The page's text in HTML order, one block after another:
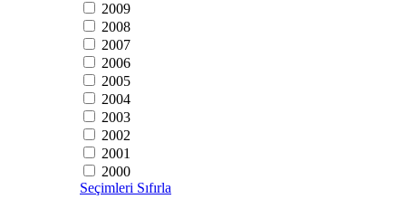
2009
2008
2007
2006
2005
2004
2003
2002
2001
2000
Seçimleri Sıfırla